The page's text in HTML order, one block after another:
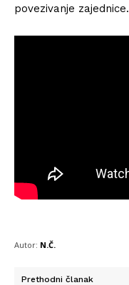
povezivanje zajednice.
Autor: N.Č.
Prethodni članak